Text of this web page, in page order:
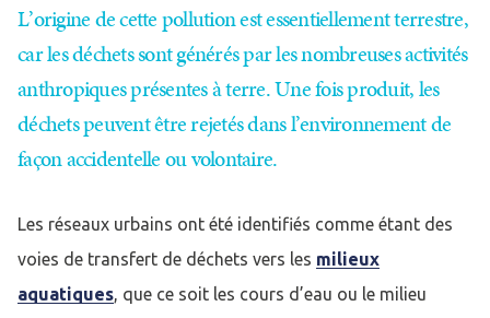
L’origine de cette pollution est essentiellement terrestre,
car les déchets sont générés par les nombreuses activités
anthropiques présentes à terre. Une fois produit, les
déchets peuvent être rejetés dans l’environnement de
façon accidentelle ou volontaire.
Les réseaux urbains ont été identifiés comme étant des
voies de transfert de déchets vers les milieux
aquatiques, que ce soit les cours d’eau ou le milieu